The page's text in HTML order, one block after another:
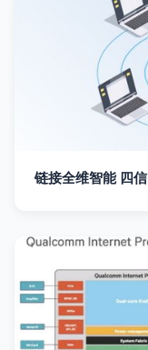
链接全维智能 四